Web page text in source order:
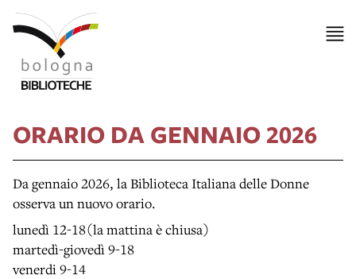
ORARIO DA GENNAIO 2026
Da gennaio 2026, la Biblioteca Italiana delle Donne
osserva un nuovo orario.
lunedì 12-18(la mattina è chiusa)
martedì-giovedì 9-18
venerdi 9-14